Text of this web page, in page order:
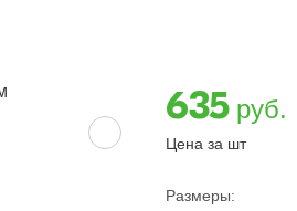
635 руб.
Цена за шт
Размеры: